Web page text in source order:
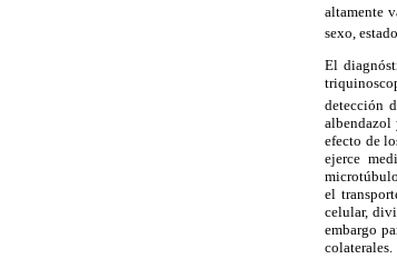
altamente
sexo,
El
detección
albendazol
efecto de
ejerce
el
celular,
embargo
colaterales.